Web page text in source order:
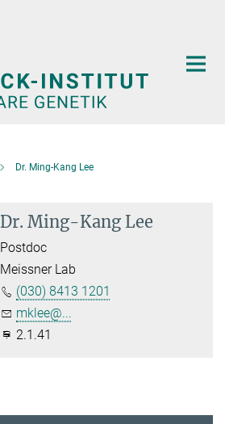
Dr. Ming-Kang Lee
Dr. Ming-Kang Lee
Postdoc
Meissner Lab
(030) 8413 1201
mklee@...
2.1.41